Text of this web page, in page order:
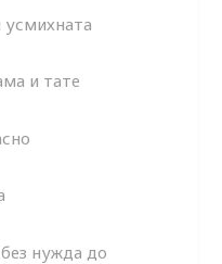
и тате
нужда до